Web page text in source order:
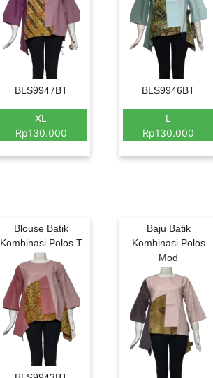
BLS9947BT
XL
Rp130.000
BLS9946BT
L
Rp130.000
Blouse Batik
Kombinasi Polos T
Baju Batik
Kombinasi Polos
Mod